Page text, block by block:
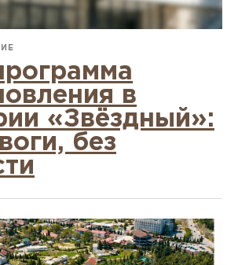
в
«Звёздный»:
без